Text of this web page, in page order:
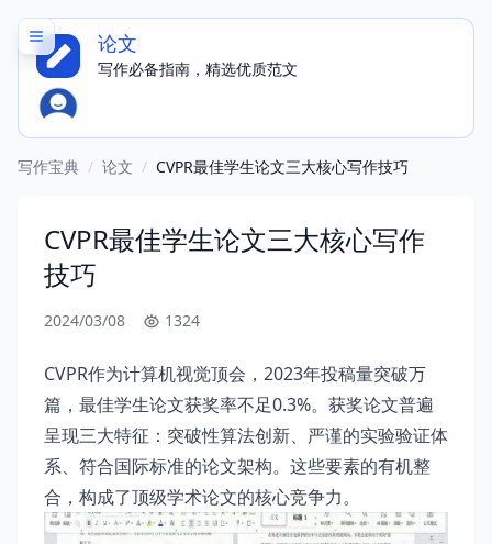
论文
写作必备指南，精选优质范文
写作宝典 / 论文 / CVPR最佳学生论文三大核心写作技巧
CVPR最佳学生论文三大核心写作
技巧
2024/03/08 1324
CVPR作为计算机视觉顶会，2023年投稿量突破万
篇，最佳学生论文获奖率不足0.3%。获奖论文普遍
呈现三大特征：突破性算法创新、严谨的实验验证体
系、符合国际标准的论文架构。这些要素的有机整
合，构成了顶级学术论文的核心竞争力。